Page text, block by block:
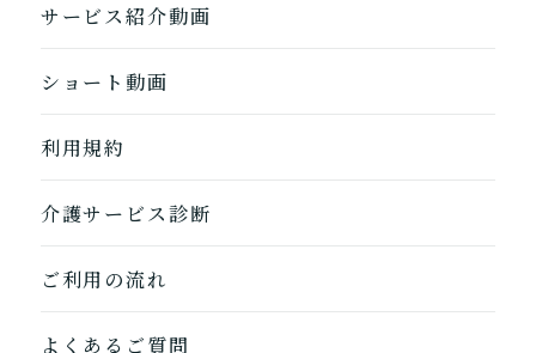
1つ前に戻る
1つ前に戻る
1つ前に戻る
1つ前に戻る
1つ前に戻る
1つ前に戻る
1つ前に戻る
サービス紹介動画
ショート動画
利用規約
介護サービス診断
ご利用の流れ
よくあるご質問